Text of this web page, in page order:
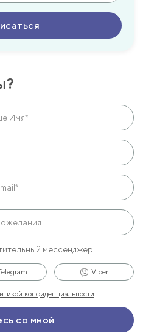
мессенджер
Viber
конфиденциальности